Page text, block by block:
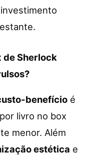
de Sherlock
benefício é
livro no box
menor. Além
estética e